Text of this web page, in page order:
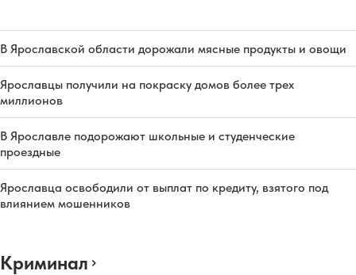
В Ярославской области дорожали мясные продукты и овощи
Ярославцы получили на покраску домов более трех
миллионов
В Ярославле подорожают школьные и студенческие
проездные
Ярославца освободили от выплат по кредиту, взятого под
влиянием мошенников
Криминал